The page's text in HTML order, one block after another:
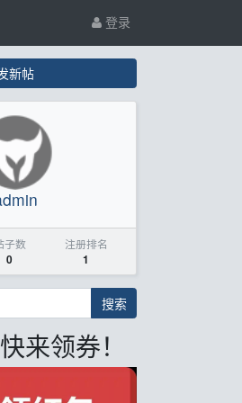
登录
新帖
子数
0
注册排名
1
搜索
来领券！